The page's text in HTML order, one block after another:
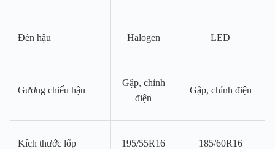
Đèn hậu Halogen LED
Gương chiếu hậu
Gập, chỉnh
điện
Gập, chỉnh điện
Kích thước lốp 195/55R16 185/60R16